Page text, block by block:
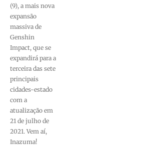
(9), a mais nova
expansão
massiva de
Genshin
Impact, que se
expandirá para a
terceira das sete
principais
cidades-estado
com a
atualização em
21 de julho de
2021. Vem aí,
Inazuma!